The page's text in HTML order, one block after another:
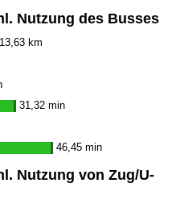
Nutzung des Busses
13,63 km
31,32 min
46,45 min
Nutzung von Zug/U-